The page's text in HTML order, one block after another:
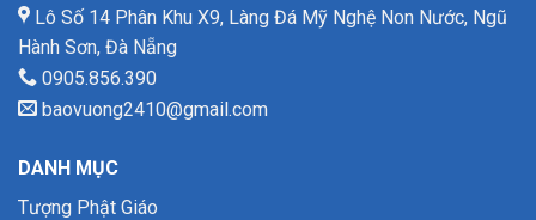
Lô Số 14 Phân Khu X9, Làng Đá Mỹ Nghệ Non Nước, Ngũ
Hành Sơn, Đà Nẵng
0905.856.390
baovuong2410@gmail.com
DANH MỤC
Tượng Phật Giáo